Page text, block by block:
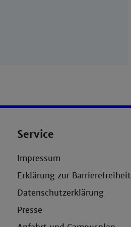
Service
Impressum
Erklärung zur Barrierefreiheit
Datenschutzerklärung
Presse